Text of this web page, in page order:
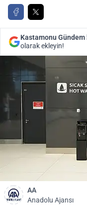
Kastamonu Gündem
olarak ekleyin!
AA
Anadolu Ajansı